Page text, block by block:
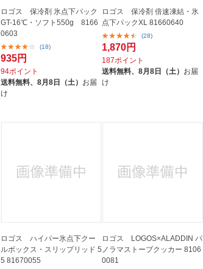
ロゴス 保冷剤 氷点下パック
GT-16℃・ソフト550g 8166
0603
(18)
935円
94ポイント
送料無料、 8月8日（土） お届
け
ロゴス 保冷剤 倍速凍結・氷
点下パックXL 81660640
(28)
1,870円
187ポイント
送料無料、8月8日（土） お届
け
ロゴス ハイパー氷点下クー
ルボックス・スリップリッド 5
5 81670055
ロゴス LOGOS×ALADDIN パ
ノラマストーブクッカー 8106
0081